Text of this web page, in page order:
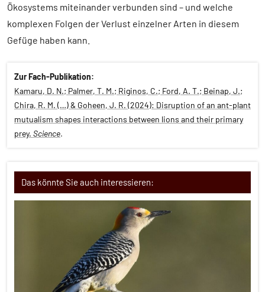
Ökosystems miteinander verbunden sind – und welche
komplexen Folgen der Verlust einzelner Arten in diesem
Gefüge haben kann.
Zur Fach-Publikation:
Kamaru, D. N.; Palmer, T. M.; Riginos, C.; Ford, A. T.; Beinap, J.;
Chira, R. M. (…) & Goheen, J. R. (2024): Disruption of an ant-plant
mutualism shapes interactions between lions and their primary
prey. Science.
Das könnte Sie auch interessieren: